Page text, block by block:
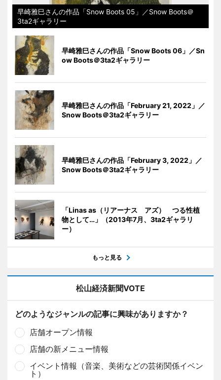
早崎雅巳さんの作品「Snow Boots 05」／Snow Boots＠
3ta2ギャラリー
早崎雅巳さんの作品「Snow Boots 06」／Sn
ow Boots＠3ta2ギャラリー
早崎雅巳さんの作品「February 21, 2022」／
Snow Boots＠3ta2ギャラリー
早崎雅巳さんの作品「February 3, 2022」／
Snow Boots＠3ta2ギャラリー
「Linas as（リアーナス アズ） つる性植
物として…」（2013年7月、3ta2ギャラリ
ー）
もっと見る
松山経済新聞VOTE
どのようなジャンルの記事に興味がありますか？
店舗オープン情報
店舗の新メニュー情報
イベント情報（音楽、美術などの芸術関係イベン
ト）